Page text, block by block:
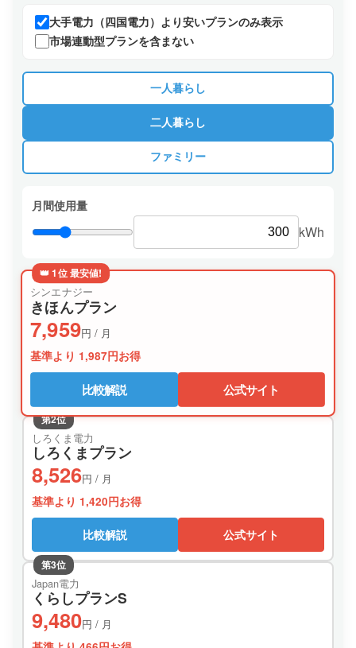
大手電力（四国電力）より安いプランのみ表示
市場連動型プランを含まない
一人暮らし
二人暮らし
ファミリー
月間使用量
kWh
👑 1位 最安値!
シンエナジー
きほんプラン
7,959円 / 月
基準より 1,987円お得
比較解説 公式サイト
第2位
しろくま電力
しろくまプラン
8,526円 / 月
基準より 1,420円お得
比較解説 公式サイト
第3位
Japan電力
くらしプランS
9,480円 / 月